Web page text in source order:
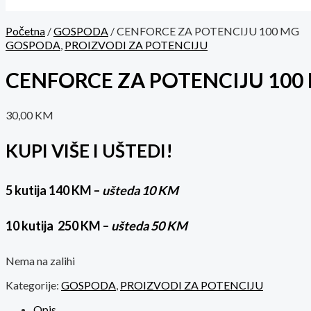
Početna /GOSPODA / CENFORCE ZA POTENCIJU 100 MG
GOSPODA, PROIZVODI ZA POTENCIJU
CENFORCE ZA POTENCIJU 100
30,00KM
KUPI VIŠE I UŠTEDI!
5 kutija 140 KM – ušteda 10 KM
10 kutija 250 KM – ušteda 50 KM
Nema na zalihi
Kategorije: GOSPODA, PROIZVODI ZA POTENCIJU